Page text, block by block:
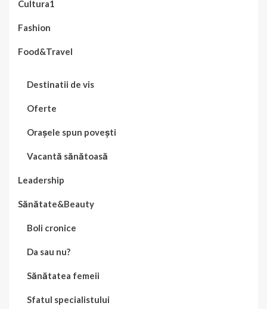
Cultura1
Fashion
Food&Travel
Destinatii de vis
Oferte
Orașele spun povești
Vacantă sănătoasă
Leadership
Sănătate&Beauty
Boli cronice
Da sau nu?
Sănătatea femeii
Sfatul specialistului